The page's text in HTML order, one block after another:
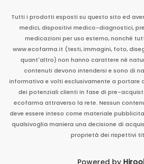
Tutti i prodotti esposti su questo sito ed
medici, dispositivi medico-diagnostici,
medicazioni per uso esterno, nonché
www.ecofarma.it (testi, immagini, foto,
quant'altro) non hanno carattere né
contenuti devono intendersi e sono di
informativa e volti esclusivamente a portare
dei potenziali clienti in fase di pre-
ecofarma attraverso la rete. Nessun
deve essere inteso come materiale
qualsivoglia maniera una decisione di
proprietà dei rispettivi